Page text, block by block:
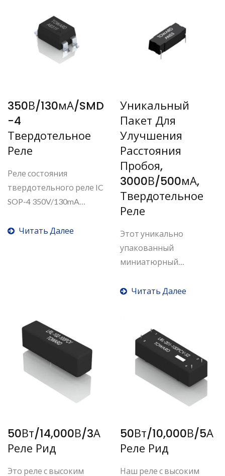
350В/130мА/SMD
-4
Твердотельное
Реле
Реле состояния
твердотельного реле IC
SOP-4 350V/130mA
Читать Далее
Уникальный
Пакет Для
Улучшения
Расстояния
Пробоя,
3000В/500мА,
Твердотельное
Реле
Этот уникально
упакованный
миниатюрный
Читать Далее
50Вт/14,000В/3А
Реле Рид
Это реле с высоким
50Вт/10,000В/5А
Реле Рид
Наш реле с высоким